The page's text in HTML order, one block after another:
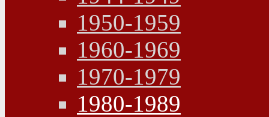
1950-1959
1960-1969
1970-1979
1980-1989